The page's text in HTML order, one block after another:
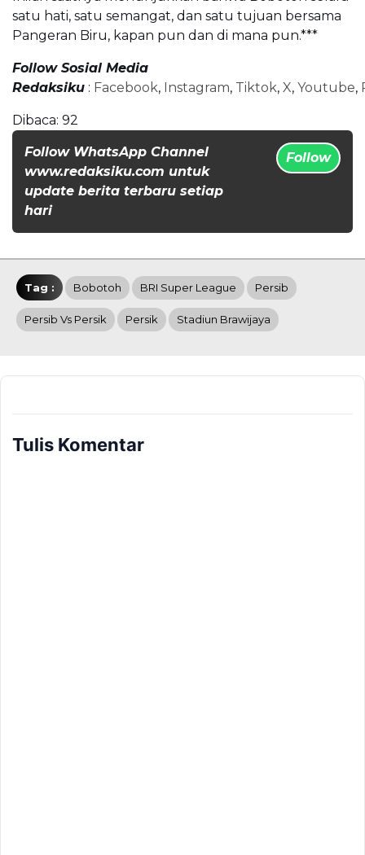
satu hati, satu semangat, dan satu tujuan bersama
Pangeran Biru, kapan pun dan di mana pun.***
Follow Sosial Media
Redaksiku : Facebook, Instagram, Tiktok, X, Youtube,
Dibaca: 92
Follow WhatsApp Channel
www.redaksiku.com untuk
update berita terbaru setiap
hari
Follow
Tag : Bobotoh BRI Super League Persib
Persib Vs Persik Persik Stadiun Brawijaya
Tulis Komentar